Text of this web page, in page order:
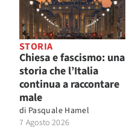
STORIA
Chiesa e fascismo: una
storia che l’Italia
continua a raccontare
male
di Pasquale Hamel
7 Agosto 2026